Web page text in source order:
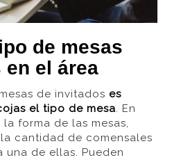
de mesas
en el área
de invitados es
el tipo de mesa. En
forma de las mesas,
cantidad de comensales
una de ellas. Pueden